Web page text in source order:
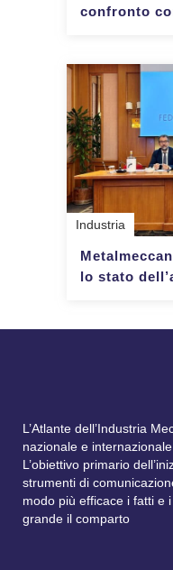
confronto
Industria
lo stato
L’Atlante dell’Industria
nazionale e
L’obiettivo primario
strumenti di
modo più efficace i fatti e
grande il comparto